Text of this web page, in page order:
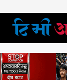
content